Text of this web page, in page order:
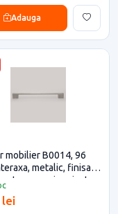
Adauga
mobilier B0014, 96
metalic, finisaj
casa si proiecte
lei